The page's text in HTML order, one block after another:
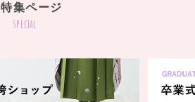
特集ページ
special